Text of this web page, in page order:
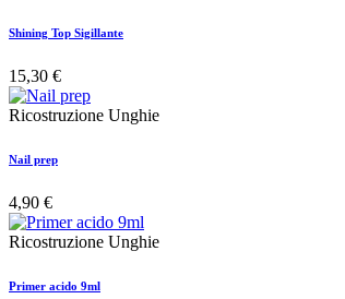
Shining Top Sigillante
15,30 €
Ricostruzione Unghie
Nail prep
4,90 €
Ricostruzione Unghie
Primer acido 9ml